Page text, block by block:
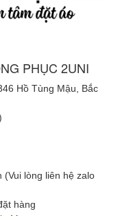
PHỤC 2UNI
Hồ Tùng Mậu, Bắc
(Vui lòng liên hệ zalo
hàng